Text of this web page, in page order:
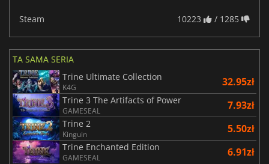
Steam 10223 / 1285
TA SAMA SERIA
Trine Ultimate Collection
K4G 32.95zł
Trine 3 The Artifacts of Power
GAMESEAL 7.93zł
Trine 2
Kinguin 5.50zł
Trine Enchanted Edition
GAMESEAL 6.91zł